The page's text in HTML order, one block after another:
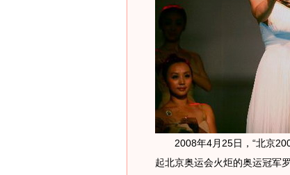
2008年4月25日，“北京
起北京奥运会火炬的奥运冠军